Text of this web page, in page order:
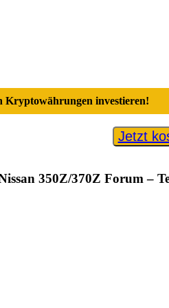
Kryptowährungen investieren!
Jetzt
350Z/370Z Forum –